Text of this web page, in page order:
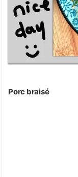
Porc braisé